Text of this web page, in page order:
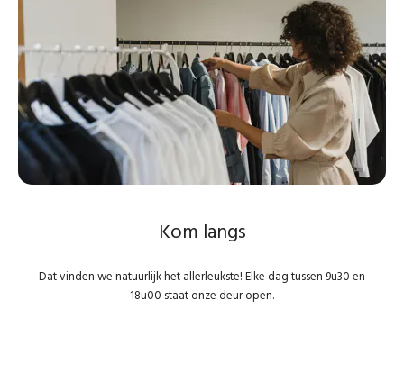
Kom langs
Dat vinden we natuurlijk het allerleukste! Elke dag tussen 9u30 en
18u00 staat onze deur open.